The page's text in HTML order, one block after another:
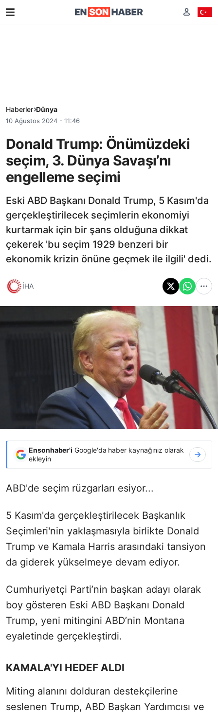
Haberler Dünya
10 Ağustos 2024 - 11:46
Donald Trump: Önümüzdeki
seçim, 3. Dünya Savaşı’nı
engelleme seçimi
Eski ABD Başkanı Donald Trump, 5 Kasım'da
gerçekleştirilecek seçimlerin ekonomiyi
kurtarmak için bir şans olduğuna dikkat
çekerek 'bu seçim 1929 benzeri bir
ekonomik krizin önüne geçmek ile ilgili' dedi.
İHA
Ensonhaber'i Google'da haber kaynağınız olarak
ekleyin
ABD'de seçim rüzgarları esiyor...
5 Kasım'da gerçekleştirilecek Başkanlık
Seçimleri'nin yaklaşmasıyla birlikte Donald
Trump ve Kamala Harris arasındaki tansiyon
da giderek yükselmeye devam ediyor.
Cumhuriyetçi Parti’nin başkan adayı olarak
boy gösteren Eski ABD Başkanı Donald
Trump, yeni mitingini ABD’nin Montana
eyaletinde gerçekleştirdi.
KAMALA'YI HEDEF ALDI
Miting alanını dolduran destekçilerine
seslenen Trump, ABD Başkan Yardımcısı ve